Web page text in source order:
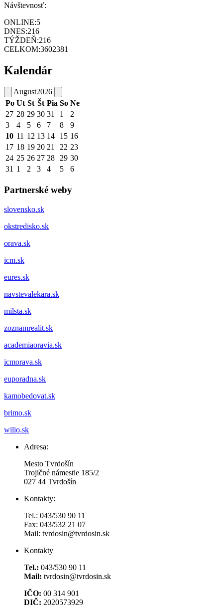
Návštevnosť:
ONLINE:5
DNES:216
TÝŽDEŇ:216
CELKOM:3602381
Kalendár
August2026
Po Ut St Št Pia So Ne
27 28 29 30 31 1
2
3
4 5 6 7 8
9
10 11 12 13 14 15 16
17 18 19 20 21 22 23
24 25 26 27 28 29 30
31 1 2 3 4 5 6
Partnerské weby
slovensko.sk
okstredisko.sk
orava.sk
icm.sk
eures.sk
navstevalekara.sk
milsta.sk
zoznamrealit.sk
academiaoravia.sk
icmorava.sk
euporadna.sk
kamobedovat.sk
brimo.sk
wilio.sk
Adresa:
Mesto Tvrdošín
Trojičné námestie 185/2
027 44 Tvrdošín
Kontakty:
Tel.: 043/530 90 11
Fax: 043/532 21 07
Mail: tvrdosin@tvrdosin.sk
Kontakty
Tel.: 043/530 90 11
Mail: tvrdosin@tvrdosin.sk
IČO: 00 314 901
DIČ: 2020573929